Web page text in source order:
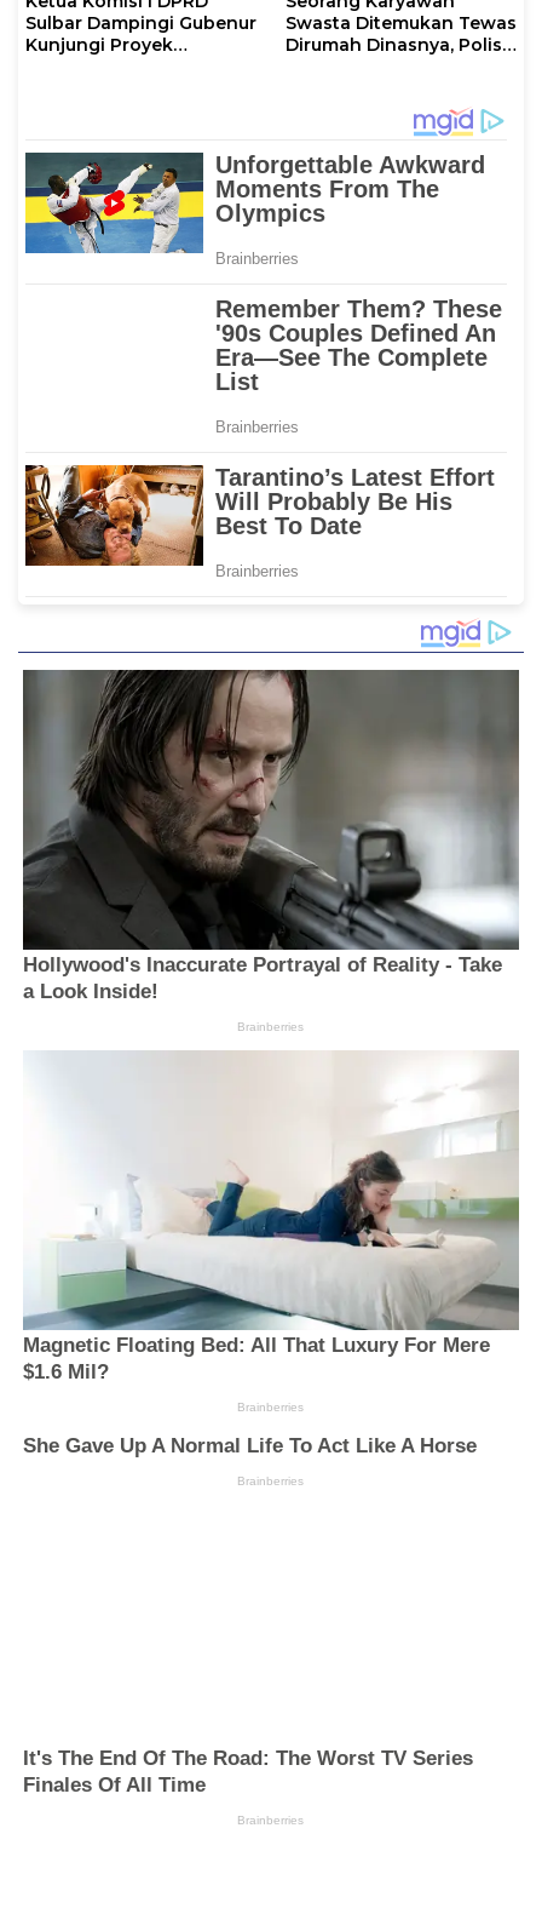
Sulbar Dampingi Gubenur
Kunjungi Proyek
Swasta Ditemukan Tewas
Dirumah Dinasnya, Polisi: